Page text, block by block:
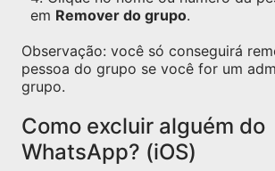
em Remover do grupo.
Observação: você só conseguirá
pessoa do grupo se você for um
grupo.
Como excluir alguém do
WhatsApp? (iOS)